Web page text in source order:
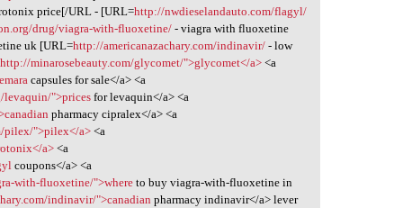
price[/URL - [URL=http://nwdieselandauto.com/flagyl/
drug/viagra-with-fluoxetine/- viagra with fluoxetine
uk [URL=http://americanazachary.com/indinavir/ - low
http://minarosebeauty.com/glycomet/">glycomet</a> <a
capsules for sale</a> <a
levaquin/">pricesfor levaquin</a> <a
pharmacy cipralex</a> <a
pilex/">pilex</a> <a
a> <a
coupons</a> <a
with-fluoxetine/">where to buy viagra-with-fluoxetine in
indinavir/">canadian pharmacy indinavir</a> lever